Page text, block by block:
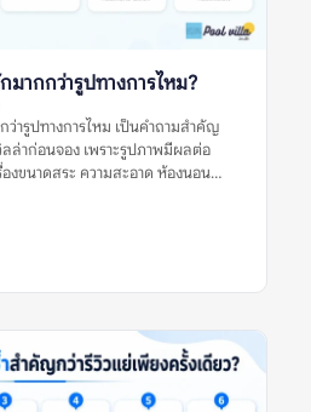
ๆ […]
มากกว่ารูปทางการไหม?
ว่ารูปทางการไหม เป็นคำถามสำคัญ
ล่าก่อนจอง เพราะรูปภาพมีผลต่อ
งขนาดสระ ความสะอาด ห้องนอน
ายสัญญาณประกอบ เช่น วันที่ของรีวิว
นตัดสินใจจองพูลวิลล่า ควรเชื่อรูป
ารไหม หมายถึงอะไร? ควรเชื่อรูปจากผู้
ม หมายถึงการพิจารณาว่ารูปประเภทใด
ดสินใจมากกว่า ระหว่างรูปที่เจ้าของ